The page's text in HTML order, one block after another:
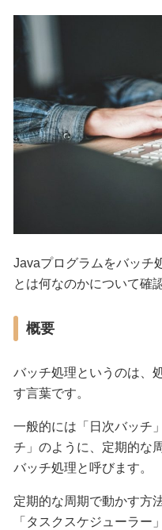
Javaプログラムをバッチ
とは何なのかについて確
概要
バッチ処理というのは、
す言葉です。
一般的には「日次バッチ
チ」のように、定期的な
バッチ処理と呼びます。
定期的な周期で動かす方
「タスクスケジューラー